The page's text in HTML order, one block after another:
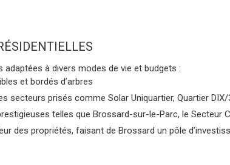
à divers modes de vie et budgets :
et bordés d’arbres
secteurs prisés comme Solar Uniquartier, Quartier
telles que Brossard-sur-le-Parc, le Secteur
des propriétés, faisant de Brossard un pôle